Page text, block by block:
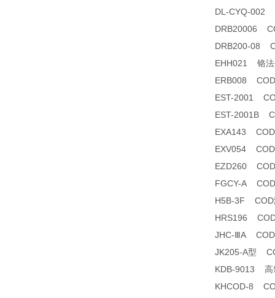
DL-CYQ-002
DRB20006
DRB200-08
EHH021 铬法
ERB008 COD
EST-2001
EST-2001B
EXA143 COD
EXV054 COD
EZD260
FGCY-A
H5B-3F COD
HRS196
JHC-ⅢA COD
JK205-A型
KDB-9013 高
KHCOD-8